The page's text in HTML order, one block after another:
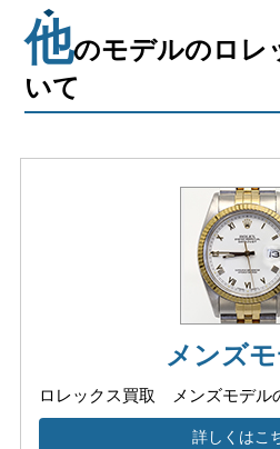
他のモデルのロレ
いて
メンズ
ロレックス買取 メンズモデル
詳しくはこ